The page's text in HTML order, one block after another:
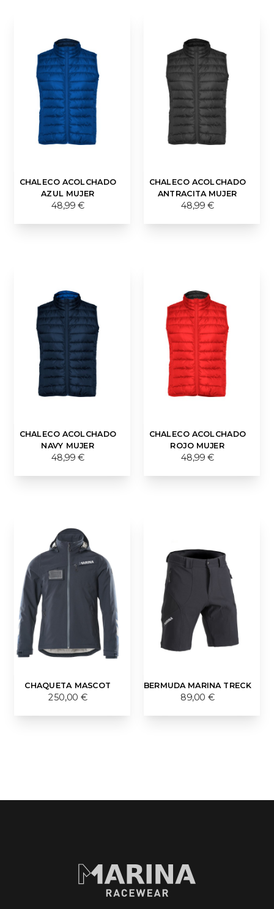
CHALECO ACOLCHADO
AZUL MUJER
48,99 €
CHALECO ACOLCHADO
ANTRACITA MUJER
48,99 €
CHALECO ACOLCHADO
NAVY MUJER
48,99 €
CHALECO ACOLCHADO
ROJO MUJER
48,99 €
CHAQUETA MASCOT
250,00 €
BERMUDA MARINA TRECK
89,00 €